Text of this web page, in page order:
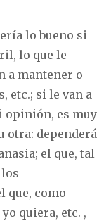
lo bueno si
lo que le
a mantener o
etc.; si le van a
opinión, es muy
otra: dependerá
el que, tal
que, como
quiera, etc. ,